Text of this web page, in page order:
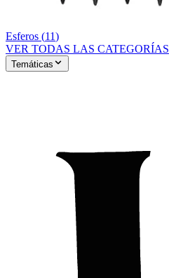
Esferos (11)
VER TODAS LAS CATEGORÍAS
Temáticas